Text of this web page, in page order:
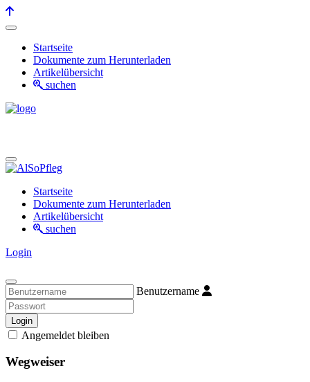
Startseite
Dokumente zum Herunterladen
Artikelübersicht
suchen
Startseite
Dokumente zum Herunterladen
Artikelübersicht
suchen
Login
Benutzername
Login
Angemeldet bleiben
Wegweiser